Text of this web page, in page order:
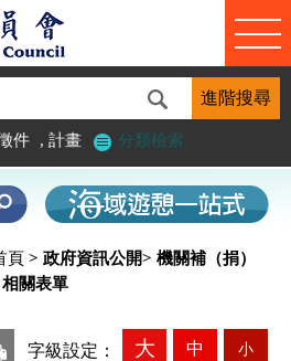
件 , 計畫 分類檢索
頁 > 政府資訊公開> 機關補（捐）
相關表單
字級設定： 大 中 小